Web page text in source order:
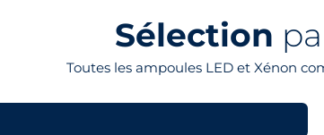
Sélection
Toutes les ampoules LED et Xénon